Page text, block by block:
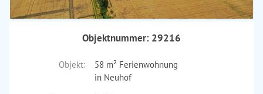
Objektnummer: 29216
Objekt:
58 m² Ferienwohnung
in Neuhof